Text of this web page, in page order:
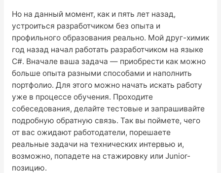
Но на данный момент, как и пять лет назад,
устроиться разработчиком без опыта и
профильного образования реально. Мой друг-химик
год назад начал работать разработчиком на языке
С#. Вначале ваша задача — приобрести как можно
больше опыта разными способами и наполнить
портфолио. Для этого можно начать искать работу
уже в процессе обучения. Проходите
собеседования, делайте тестовые и запрашивайте
подробную обратную связь. Так вы поймете, чего
от вас ожидают работодатели, порешаете
реальные задачи на технических интервью и,
возможно, попадете на стажировку или Junior-
позицию.